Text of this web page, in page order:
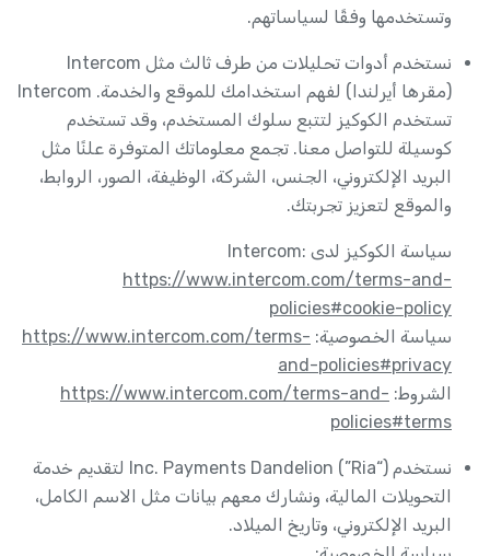
وتستخدمها وفقًا لسياساتهم.
نستخدم أدوات تحليلات من طرف ثالث مثل Intercom
(مقرها أيرلندا) لفهم استخدامك للموقع والخدمة. Intercom
تستخدم الكوكيز لتتبع سلوك المستخدم، وقد تستخدم
كوسيلة للتواصل معنا. تجمع معلوماتك المتوفرة علنًا مثل
البريد الإلكتروني، الجنس، الشركة، الوظيفة، الصور، الروابط،
والموقع لتعزيز تجربتك.
سياسة الكوكيز لدى Intercom:
https://www.intercom.com/terms-and-
policies#cookie-policy
سياسة الخصوصية: https://www.intercom.com/terms-
and-policies#privacy
الشروط: https://www.intercom.com/terms-and-
policies#terms
نستخدم (“Ria”) Inc. Payments Dandelion لتقديم خدمة
التحويلات المالية، ونشارك معهم بيانات مثل الاسم الكامل،
البريد الإلكتروني، وتاريخ الميلاد.